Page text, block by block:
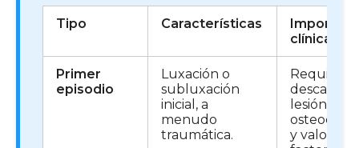
Tipo Características
clínica
Primer
episodio
Luxación o
subluxación
inicial, a
menudo
traumática.
Requiere
descartar
lesión
y valorar